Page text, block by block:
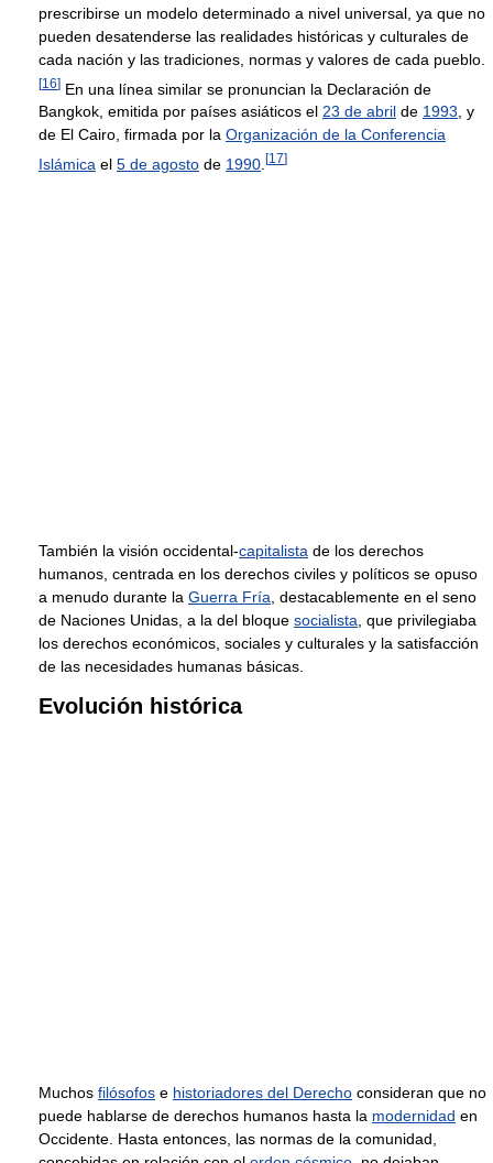
prescribirse un modelo determinado a nivel universal, ya que no
pueden desatenderse las realidades históricas y culturales de
cada nación y las tradiciones, normas y valores de cada pueblo.
[16] En una línea similar se pronuncian la Declaración de
Bangkok, emitida por países asiáticos el 23 de abril de 1993 , y
de El Cairo, firmada por la Organización de la Conferencia
Islámica el 5 de agosto de 1990 [17]
También la visión occidental-capitalista de los derechos
humanos, centrada en los derechos civiles y políticos se opuso
a menudo durante la Guerra Fría , destacablemente en el seno
de Naciones Unidas, a la del bloque socialista , que privilegiaba
los derechos económicos, sociales y culturales y la satisfacción
de las necesidades humanas básicas.
Evolución histórica
Muchos filósofos e historiadores del Derecho consideran que no
puede hablarse de derechos humanos hasta la modernidad en
Occidente. Hasta entonces, las normas de la comunidad,